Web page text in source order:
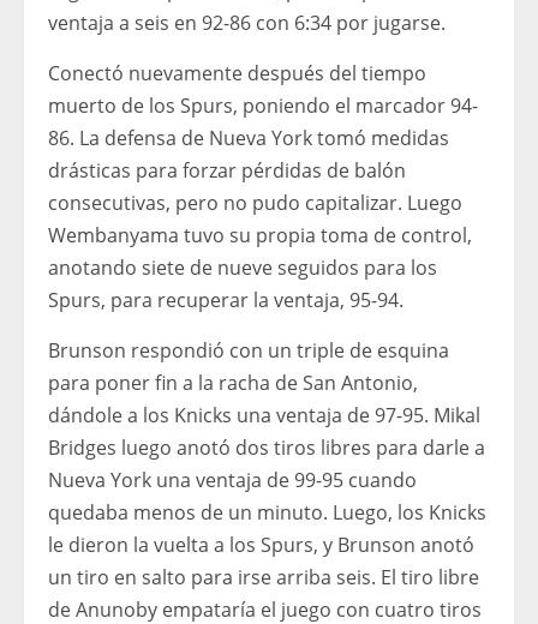
ventaja a seis en 92-86 con 6:34 por jugarse.
Conectó nuevamente después del tiempo
muerto de los Spurs, poniendo el marcador 94-
86. La defensa de Nueva York tomó medidas
drásticas para forzar pérdidas de balón
consecutivas, pero no pudo capitalizar. Luego
Wembanyama tuvo su propia toma de control,
anotando siete de nueve seguidos para los
Spurs, para recuperar la ventaja, 95-94.
Brunson respondió con un triple de esquina
para poner fin a la racha de San Antonio,
dándole a los Knicks una ventaja de 97-95. Mikal
Bridges luego anotó dos tiros libres para darle a
Nueva York una ventaja de 99-95 cuando
quedaba menos de un minuto. Luego, los Knicks
le dieron la vuelta a los Spurs, y Brunson anotó
un tiro en salto para irse arriba seis. El tiro libre
de Anunoby empataría el juego con cuatro tiros